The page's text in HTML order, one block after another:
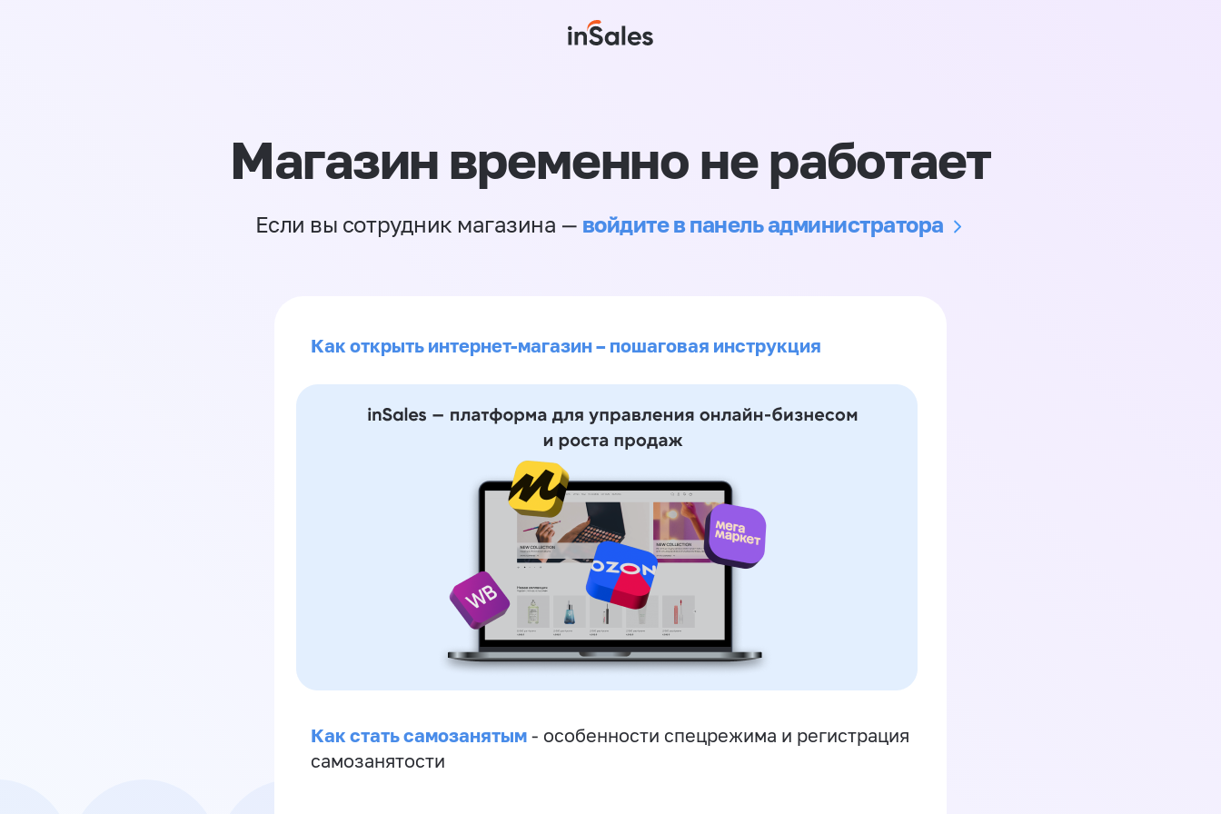
Магазин временно не работает
Если вы сотрудник магазина — войдите в панель администратора
Как открыть интернет-магазин – пошаговая инструкция
Как стать самозанятым - особенности спецрежима и регистрация
самозанятости